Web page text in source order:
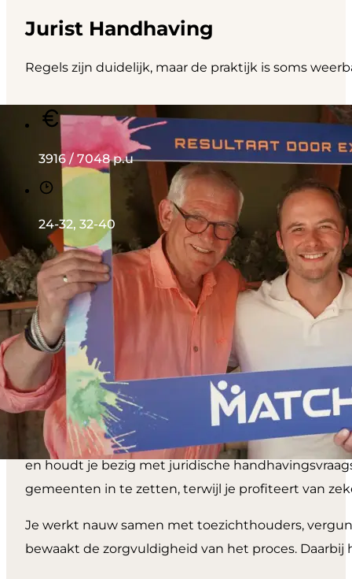
Jurist Handhaving
Regels zijn duidelijk, maar de praktijk is soms
3916 / 7048 p.u
24-32, 32-40
Over defunctie
Als jurist handhaving werk je aan dossiers waar
en houdt je bezig met juridische
gemeenten in te zetten, terwijl je profiteert van
Je werkt nauw samen met toezichthouders,
bewaakt de zorgvuldigheid van het proces.